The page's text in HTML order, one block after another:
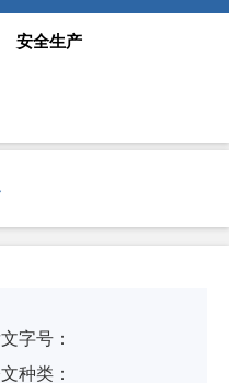
安全生产
字号：
种类：